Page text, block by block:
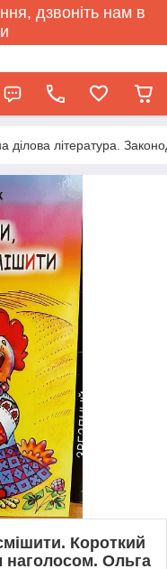
дзвоніть нам в
ділова література.
Короткий
наголосом. Ольга